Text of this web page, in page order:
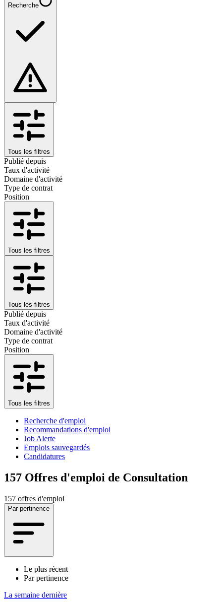
Recherche
Tous les filtres
Publié depuis
Taux d'activité
Domaine d'activité
Type de contrat
Position
Tous les filtres
Tous les filtres
Publié depuis
Taux d'activité
Domaine d'activité
Type de contrat
Position
Tous les filtres
Recherche d'emploi
Recommandations d'emploi
Job Alerte
Emplois sauvegardés
Candidatures
157 Offres d'emploi de Consultation
157 offres d'emploi
Par pertinence
Le plus récent
Par pertinence
La semaine dernière